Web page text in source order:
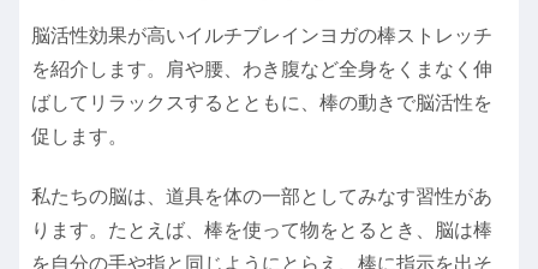
脳活性効果が高いイルチブレインヨガの棒ストレッチ
を紹介します。肩や腰、わき腹など全身をくまなく伸
ばしてリラックスするとともに、棒の動きで脳活性を
促します。
私たちの脳は、道具を体の一部としてみなす習性があ
ります。たとえば、棒を使って物をとるとき、脳は棒
を自分の手や指と同じようにとらえ、棒に指示を出そ